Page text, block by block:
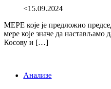
<15.09.2024
МЕРЕ које је предложио
мере које значе да настављамо
Косову и […]
Анализе